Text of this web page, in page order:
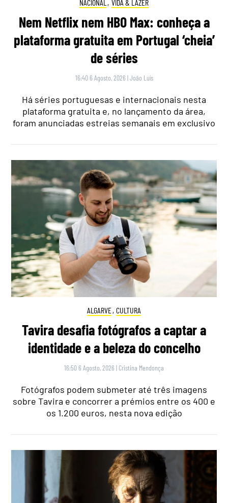
NACIONAL , VIDA & LAZER
Nem Netflix nem HBO Max: conheça a
plataforma gratuita em Portugal ‘cheia’
de séries
16:40 6 Agosto, 2026 |João Luís
Há séries portuguesas e internacionais nesta
plataforma gratuita e, no lançamento da área,
foram anunciadas estreias semanais em exclusivo
ALGARVE, CULTURA
Tavira desafia fotógrafos a captar a
identidade e a beleza do concelho
16:50 6 Agosto, 2026 | Cristina Mendonça
Fotógrafos podem submeter até três imagens
sobre Tavira e concorrer a prémios entre os 400 e
os 1.200 euros, nesta nova edição